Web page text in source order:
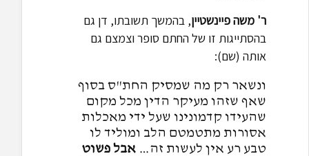
ר' משה פיינשטיין, בהמשך תשובתו, דן גם
בהסתייגות זו של החתם סופר וצמצם גם
אותה (שם):
ונשאר רק מה שמסיק החת"ס בסוף
שאף שזהו מעיקר הדין מכל מקום
שהעידו קדמונינו שעל ידי מאכלות
אסורות מתטמטם הלב ומוליד לו
טבע רע אין לעשות זה…אבל פשוט